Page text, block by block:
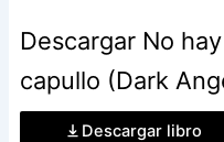
Descargar No
capullo (Dark
Descargar libro